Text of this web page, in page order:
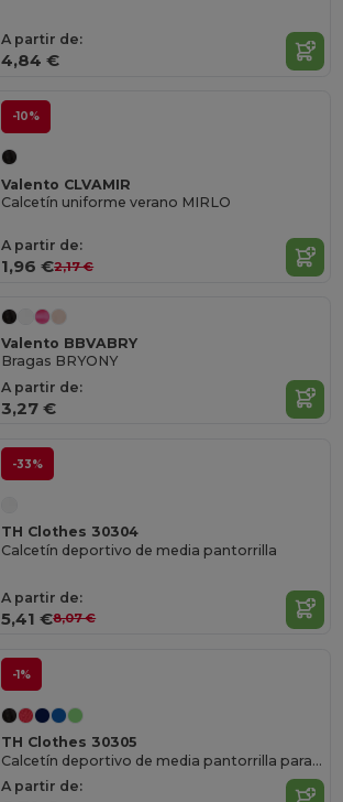
A partir de:
4,84 €
-10%
Valento CLVAMIR
Calcetín uniforme verano MIRLO
A partir de:
1,96 €2,17 €
Valento BBVABRY
Bragas BRYONY
A partir de:
3,27 €
-33%
TH Clothes 30304
Calcetín deportivo de media pantorrilla
A partir de:
5,41 €8,07 €
-1%
TH Clothes 30305
Calcetín deportivo de media pantorrilla para niño
A partir de: